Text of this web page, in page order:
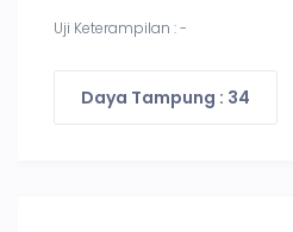
Uji Keterampilan : -
Daya Tampung : 34